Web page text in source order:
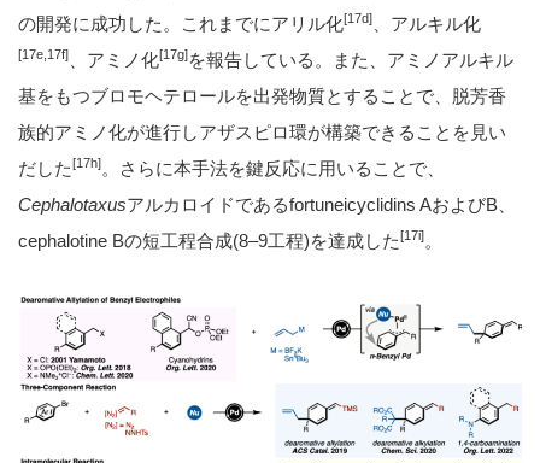
の開発に成功した。これまでにアリル化[17d] 、アルキル化
[17e,17f] 、アミノ化[17g]を報告している。また、アミノアルキル
基をもつブロモヘテロールを出発物質とすることで、脱芳香
族的アミノ化が進行しアザスピロ環が構築できることを見い
だした[17h]。さらに本手法を鍵反応に用いることで、
Cephalotaxusアルカロイドであるfortuneicyclidins AおよびB、
cephalotine Bの短工程合成(8–9工程)を達成した[17i]。